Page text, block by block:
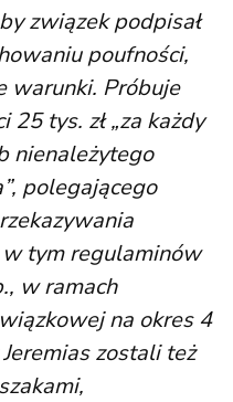
związek podpisał
poufności,
warunki. Próbuje
25 tys. zł „za każdy
nienależytego
polegającego
tym regulaminów
w ramach
na okres 4
zostali też